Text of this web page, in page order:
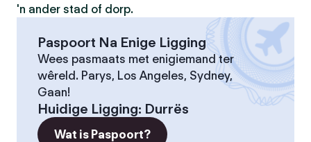
'n ander stad of dorp.
Paspoort Na Enige Ligging
Wees pasmaats met enigiemand ter
wêreld. Parys, Los Angeles, Sydney,
Gaan!
Huidige Ligging: Durrës
Wat is Paspoort?